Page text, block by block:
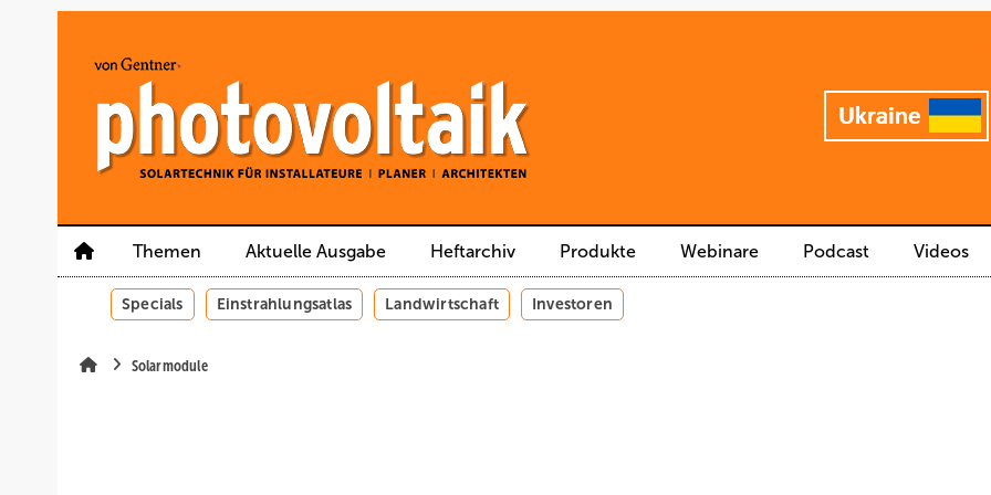
Themen Aktuelle Ausgabe Heftarchiv Produkte Webinare Podcast Videos
Specials Einstrahlungsatlas Landwirtschaft Investoren
Solarmodule